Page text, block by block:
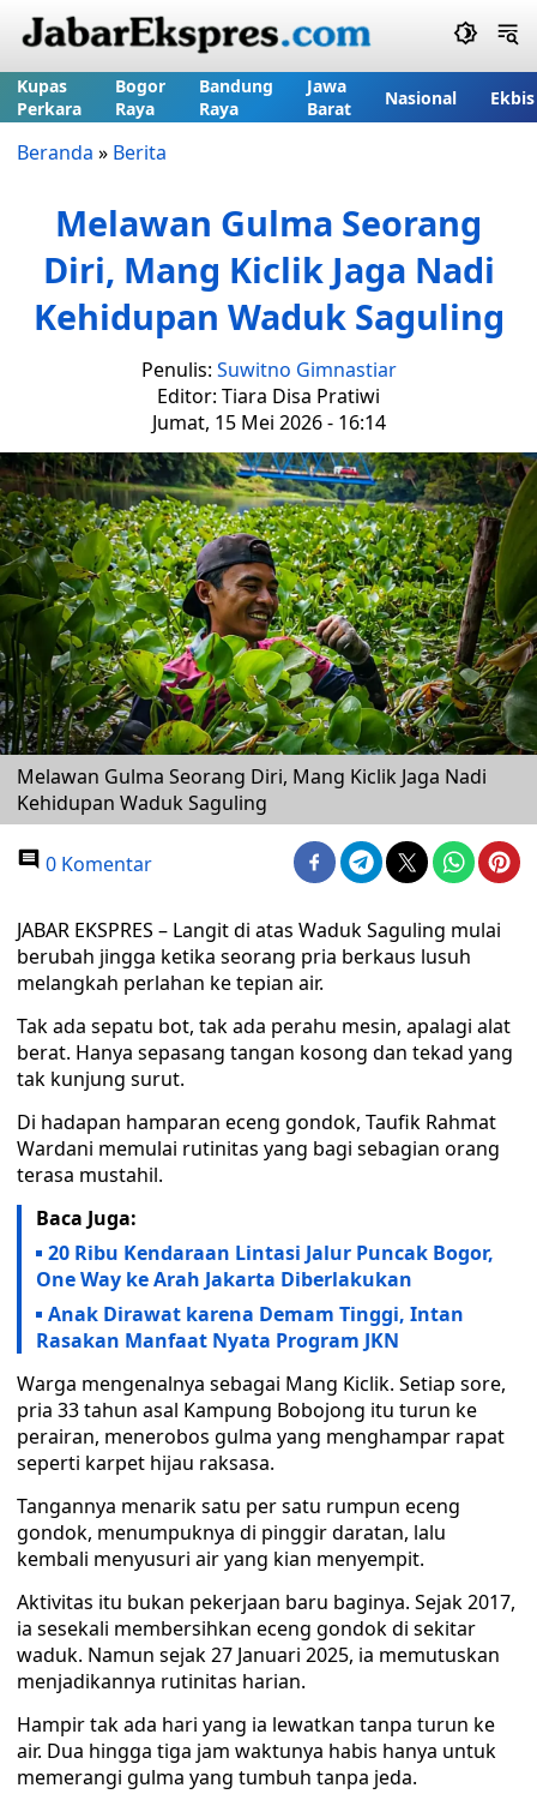
Kupas
Perkara
Bogor
Raya
Bandung
Raya
Jawa
Barat
Nasional Ekbis
Beranda » Berita
Melawan Gulma Seorang
Diri, Mang Kiclik Jaga Nadi
Kehidupan Waduk Saguling
Penulis: Suwitno Gimnastiar
Editor: Tiara Disa Pratiwi
Jumat, 15 Mei 2026 - 16:14
Melawan Gulma Seorang Diri, Mang Kiclik Jaga Nadi
Kehidupan Waduk Saguling
0 Komentar
JABAR EKSPRES – Langit di atas Waduk Saguling mulai
berubah jingga ketika seorang pria berkaus lusuh
melangkah perlahan ke tepian air.
Tak ada sepatu bot, tak ada perahu mesin, apalagi alat
berat. Hanya sepasang tangan kosong dan tekad yang
tak kunjung surut.
Di hadapan hamparan eceng gondok, Taufik Rahmat
Wardani memulai rutinitas yang bagi sebagian orang
terasa mustahil.
Baca Juga:
20 Ribu Kendaraan Lintasi Jalur Puncak Bogor,
One Way ke Arah Jakarta Diberlakukan
Anak Dirawat karena Demam Tinggi, Intan
Rasakan Manfaat Nyata Program JKN
Warga mengenalnya sebagai Mang Kiclik. Setiap sore,
pria 33 tahun asal Kampung Bobojong itu turun ke
perairan, menerobos gulma yang menghampar rapat
seperti karpet hijau raksasa.
Tangannya menarik satu per satu rumpun eceng
gondok, menumpuknya di pinggir daratan, lalu
kembali menyusuri air yang kian menyempit.
Aktivitas itu bukan pekerjaan baru baginya. Sejak 2017,
ia sesekali membersihkan eceng gondok di sekitar
waduk. Namun sejak 27 Januari 2025, ia memutuskan
menjadikannya rutinitas harian.
Hampir tak ada hari yang ia lewatkan tanpa turun ke
air. Dua hingga tiga jam waktunya habis hanya untuk
memerangi gulma yang tumbuh tanpa jeda.